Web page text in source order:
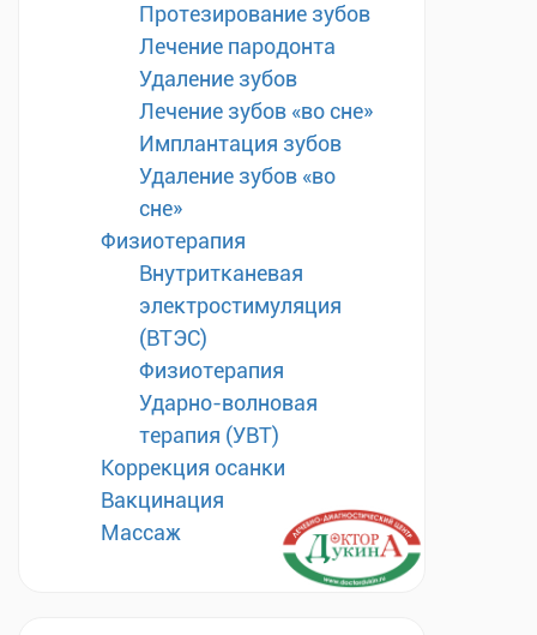
Протезирование зубов
Лечение пародонта
Удаление зубов
Лечение зубов «во сне»
Имплантация зубов
Удаление зубов «во
сне»
Физиотерапия
Внутритканевая
электростимуляция
(ВТЭС)
Физиотерапия
Ударно-волновая
терапия (УВТ)
Коррекция осанки
Вакцинация
Массаж